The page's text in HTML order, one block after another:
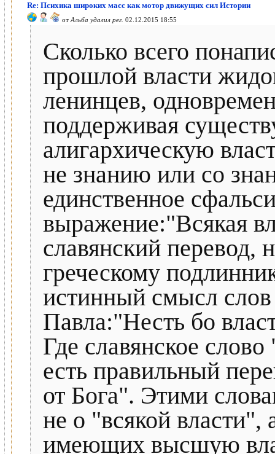
Re: Психика широких масс как мотор движущих сил Истории
от Альба удалил рег. 02.12.2015 18:55
Сколько всего
прошлой власти
ленинцев,
поддерживая
алигархическую
не знанию или со
единственное
выражение:"Всякая
славянский перевод,
греческому
истинный смысл слов
Павла:"Несть бо
Где славянское
есть правильный
от Бога". Этими
не о "всякой
имеющих высшую